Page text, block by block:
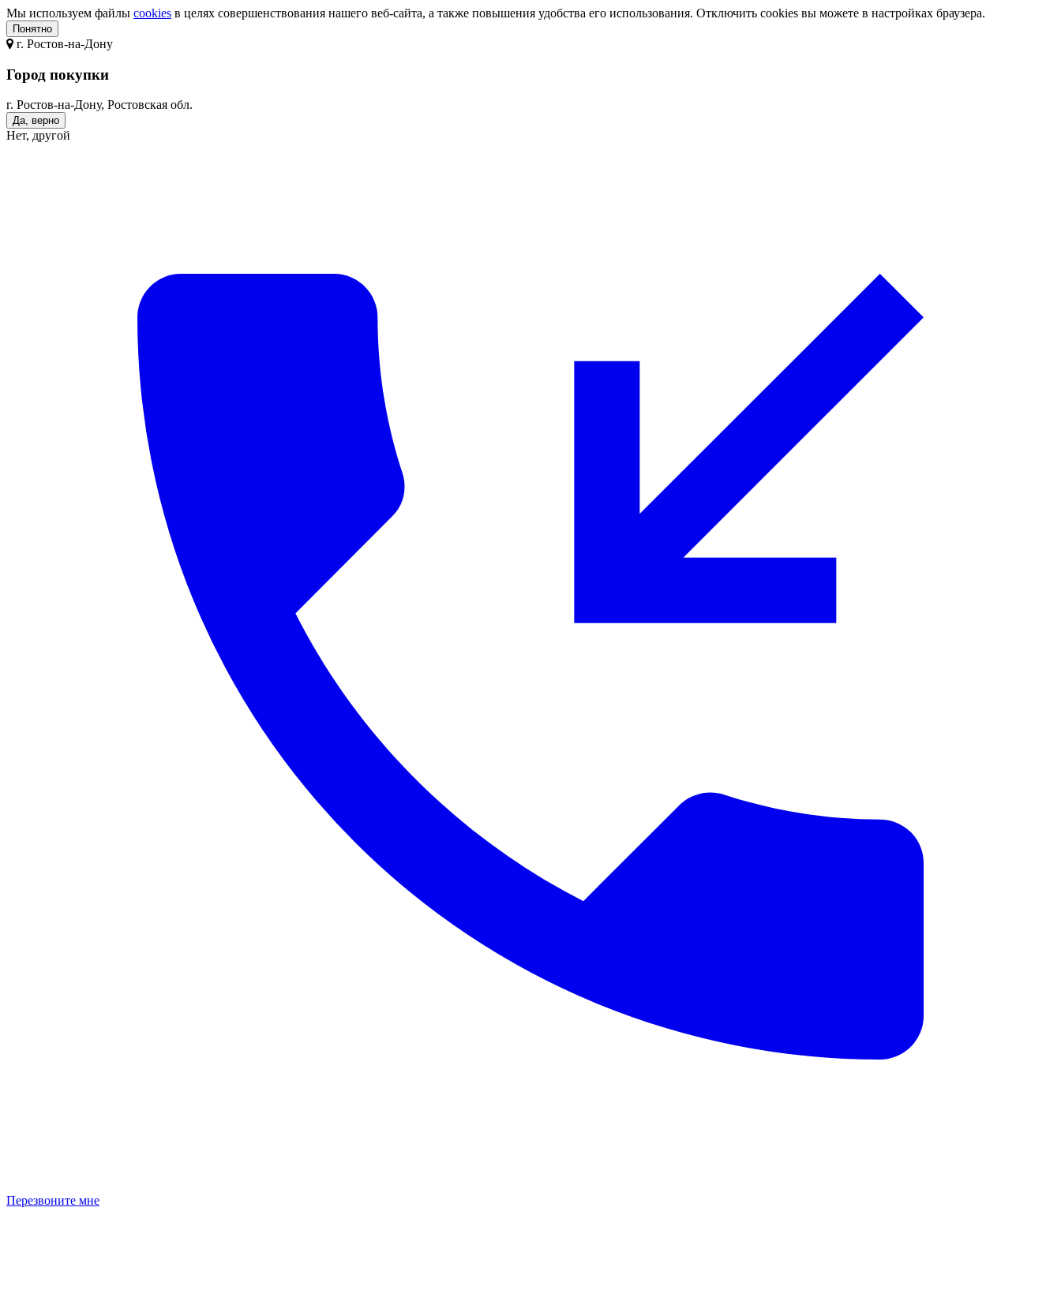
Мы используем файлы cookies в целях совершенствования нашего веб-сайта, а также повышения удобства его использования. Отключить cookies вы можете в настройках браузера.
Понятно
г. Ростов-на-Дону
Город покупки
г. Ростов-на-Дону, Ростовская обл.
Да, верно
Нет, другой
Перезвоните мне